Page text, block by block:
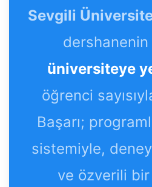
Sevgili
dershanenin
üniversiteye
öğrenci
Başarı;
sistemiyle,
ve özverili bir